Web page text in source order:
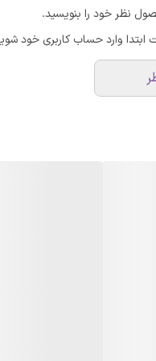
نظر خود را بنویسید.
ابتدا وارد حساب کاربری خود